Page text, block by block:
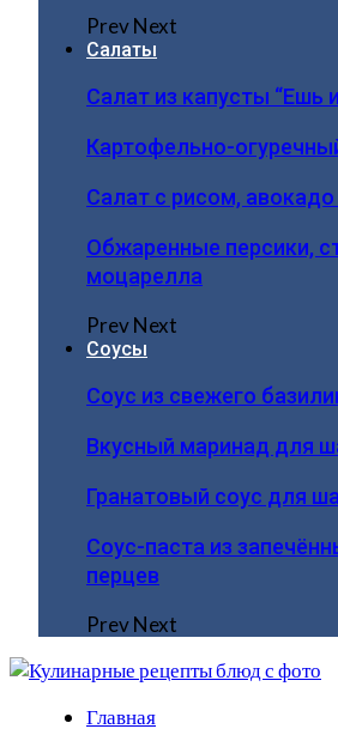
PrevNext
Салаты
Салат из капусты “Ешь
Картофельно-
Салат с рисом,
Обжаренные персики,
моцарелла
PrevNext
Соусы
Соус из свежего
Вкусный маринад для
Гранатовый соус для
Соус-паста из
перцев
PrevNext
Главная